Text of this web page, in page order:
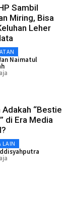
Sambil
Miring, Bisa
Leher
Naimatul
Adakah “Bestie
di Era Media
LAIN